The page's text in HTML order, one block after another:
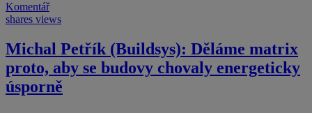
Komentář
shares views
Michal Petřík (Buildsys): Děláme matrix
proto, aby se budovy chovaly energeticky
úsporně